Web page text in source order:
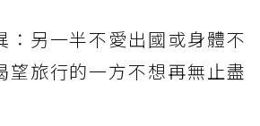
：另一半不愛出國或身體不
望旅行的一方不想再無止盡